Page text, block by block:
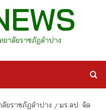
าลัยราชภัฏลำปาง
ยราชภัฏลำปาง
มร.ลป. จัด